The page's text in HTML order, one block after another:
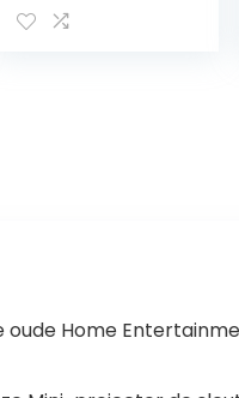
13500 Lumen
oude Home